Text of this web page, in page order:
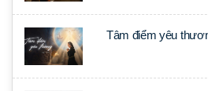
Tâm điểm yêu